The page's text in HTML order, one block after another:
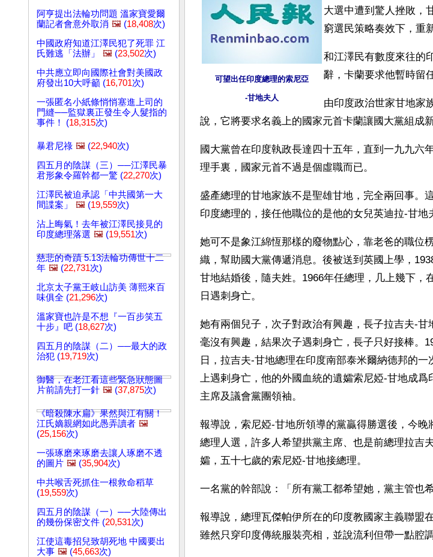
阿亨提出法輪功問題 溫家寶愛爾
蘭記者會意外取消 🖼️ (18,408次)
中國政府知道江澤民犯了死罪 江
氏難逃「法辦」
🖼️ (23,502次)
中共應立即向國際社會對美國政
府發出10大呼籲 (16,701次)
一張匿名小紙條悄悄塞進上司的
門縫──監獄裏正發生令人髮指的
事件！ (18,315次)
暴君尼祿 🖼️ (22,940次)
四五月的陰謀（三）──江澤民暴
君形象令羅幹都一驚 (22,270次)
江澤民被迫承認「中共國第一大
間諜案」
🖼️ (19,559次)
沾上晦氣！去年被江澤民接見的
印度總理落選 🖼️ (19,551次)
慈悲的奇蹟 5.13法輪功傳世十二
年 🖼️ (22,731次)
北京太子黨王岐山訪美 薄熙來百
味俱全 (21,296次)
溫家寶也許是不想『一百步笑五
十步』吧 (18,627次)
四五月的陰謀（二）──最大的政
治犯 (19,719次)
御醫，在老江看這些緊急狀態圖
片前請先打一針 🖼️ (37,875次)
《暗殺陳水扁》果然與江有關！
江氏嫡親網如此愚弄讀者 🖼️
(25,156次)
一張琢磨來琢磨去讓人琢磨不透
的圖片 🖼️ (35,904次)
中共喉舌死抓住一根救命稻草
(19,559次)
四五月的陰謀（一）──大陸傳出
的幾份保密文件 (20,531次)
江使這毒招兒致胡死地 中國要出
大事 🖼️ (45,663次)
可望出任印度總理的索尼亞
-甘地夫人
大選中遭到驚人挫敗，
窮選民策略奏效下，重
和江澤民有數度來往的
辭，卡蘭要求他暫時留
由印度政治世家甘地家
說，它將要求名義上的國家元首卡蘭讓國大黨組成新
國大黨曾在印度執政長達四十五年，直到一九九六
理手裏，國家元首不過是個虛職而已。
盛產總理的甘地家族不是聖雄甘地，完全兩回事。
印度總理的，接任他職位的是他的女兒英迪拉-甘地
她可不是象江綿恆那樣的廢物點心，靠老爸的職位
織，幫助國大黨傳遞消息。後被送到英國上學，
甘地結婚後，隨夫姓。1966年任總理，几上幾下，
日遇刺身亡。
她有兩個兒子，次子對政治有興趣，長子拉吉夫-甘
毫沒有興趣，結果次子遇刺身亡，長子只好接棒。
日，拉吉夫-甘地總理在印度南部泰米爾納德邦的一
上遇剌身亡，他的外國血統的遺孀索尼婭-甘地成爲
主席及議會黨團領袖。
報導說，索尼婭-甘地所領導的黨贏得勝選後，今晚
總理人選，許多人希望拱黨主席、也是前總理拉吉
孀，五十七歲的索尼婭-甘地接總理。
一名黨的幹部說：「所有黨工都希望她，黨主管也
報導說，總理瓦傑帕伊所在的印度教國家主義聯盟
雖然只穿印度傳統服裝亮相，並說流利但帶一點腔